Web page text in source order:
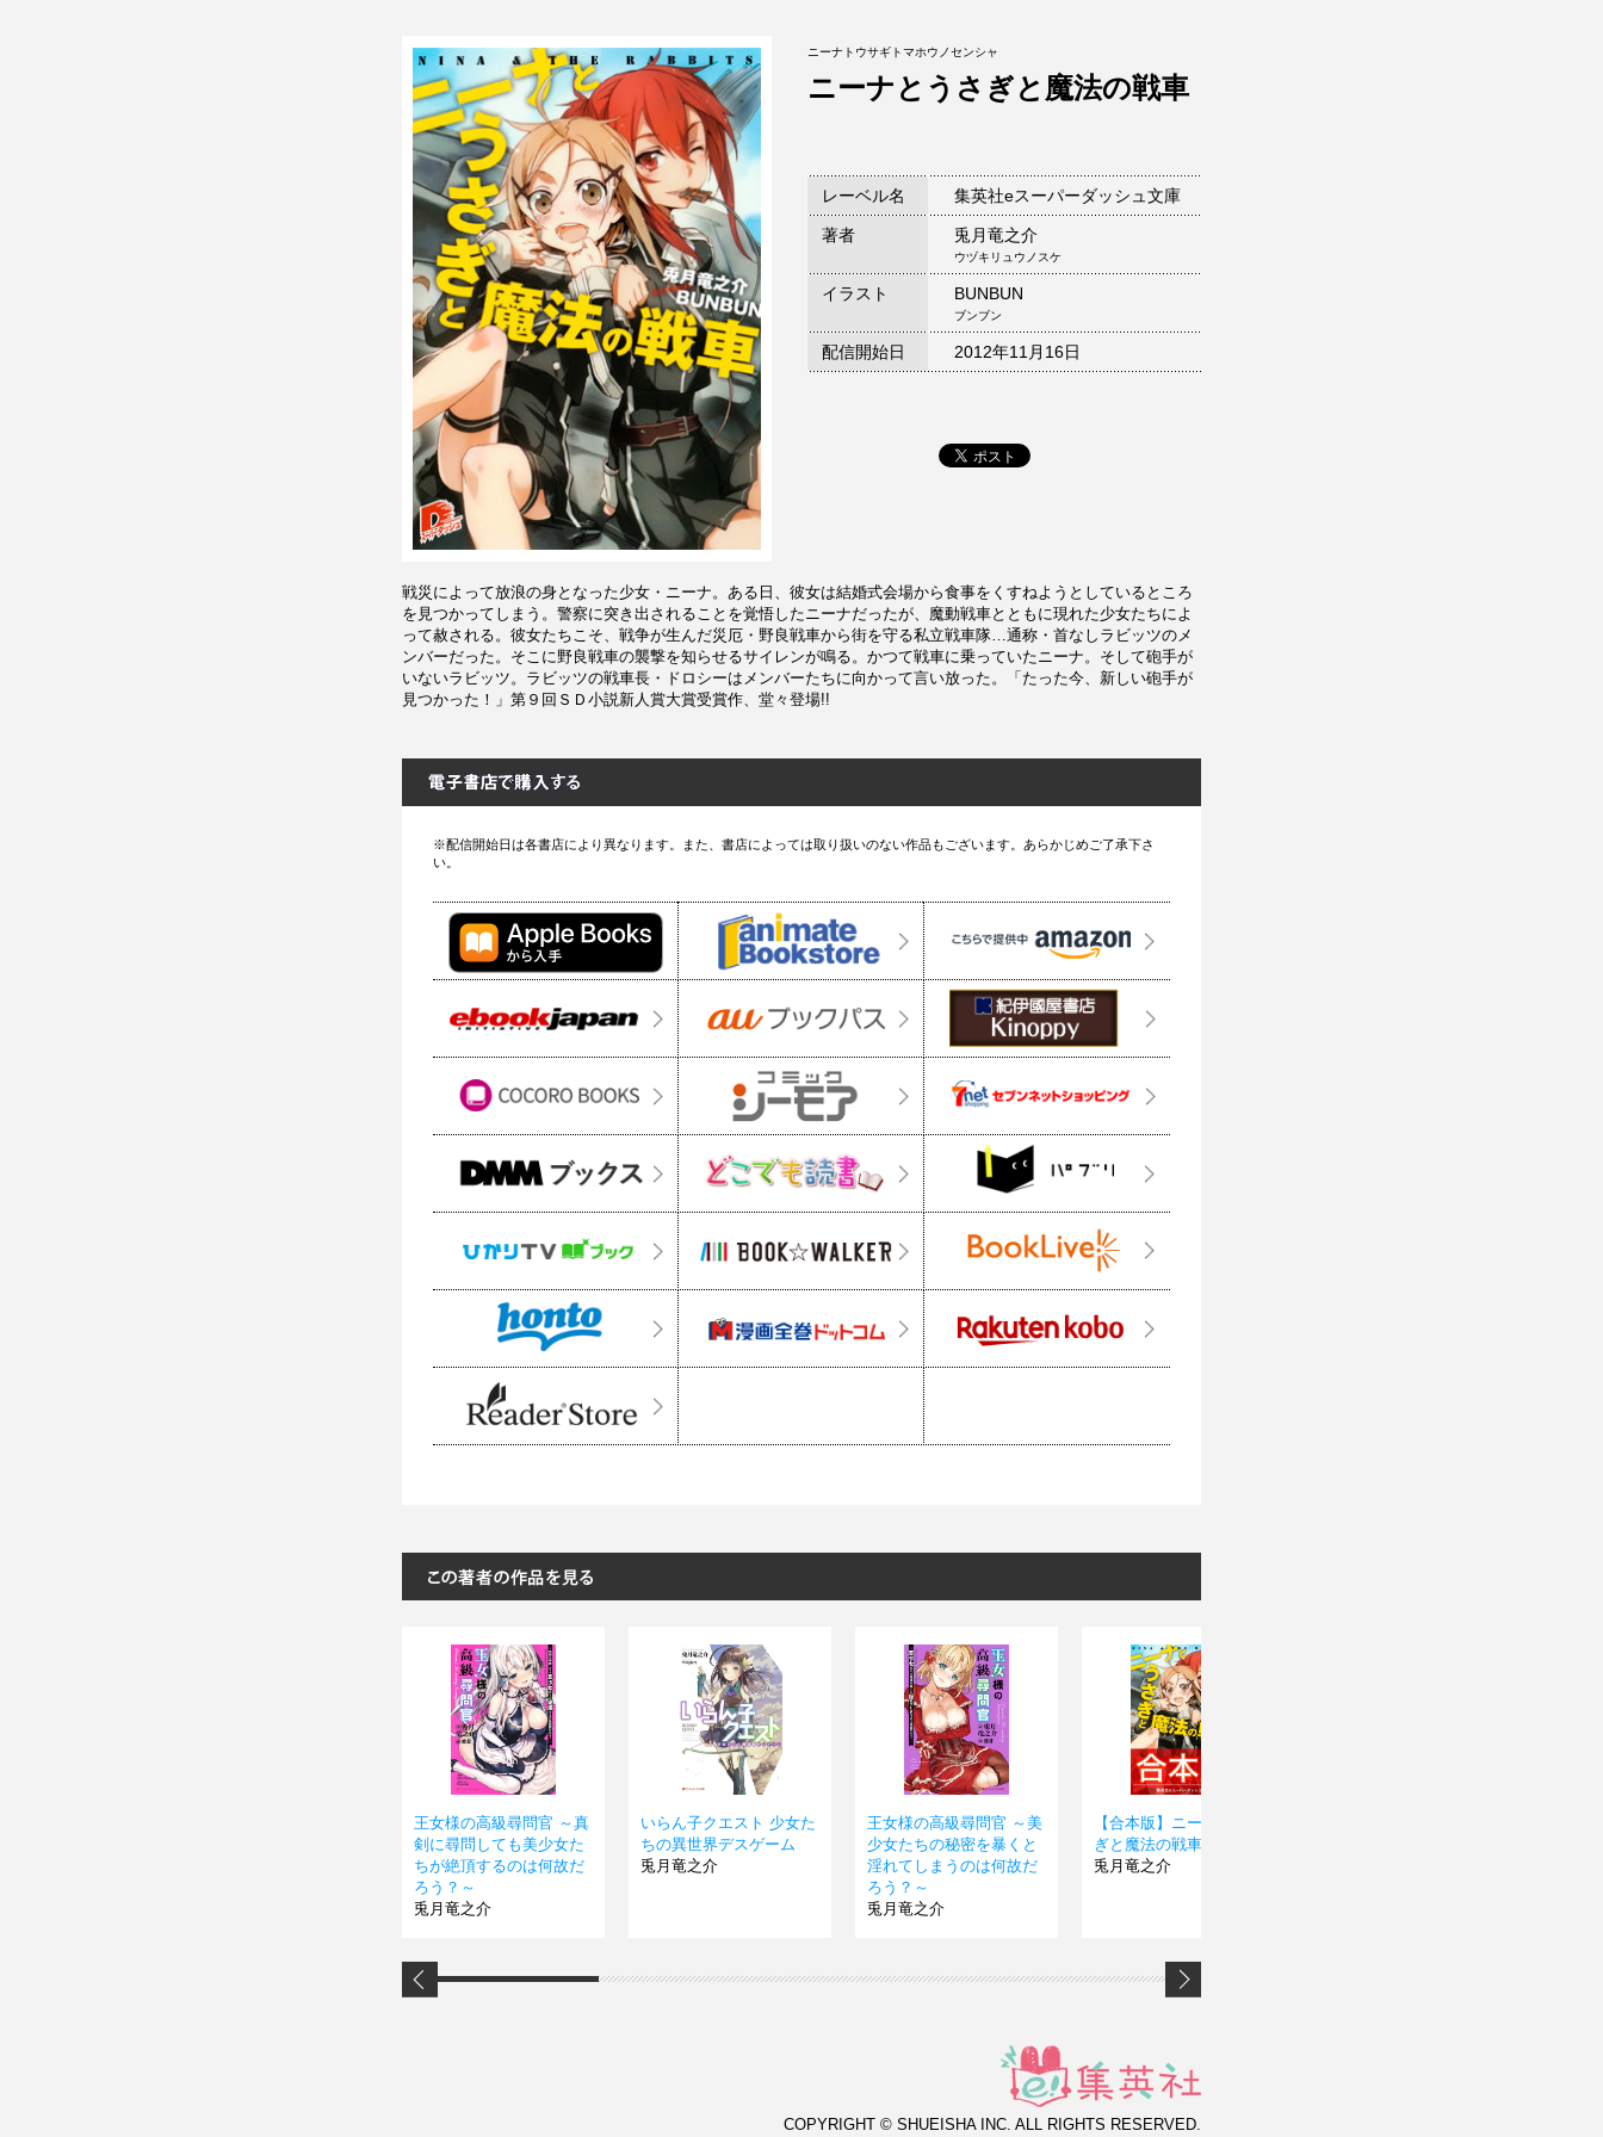
ニーナトウサギトマホウノセンシャ
ニーナとうさぎと魔法の戦車
レーベル名 集英社eスーパーダッシュ文庫
著者 兎月竜之介
ウヅキリュウノスケ
イラスト BUNBUN
ブンブン
配信開始日 2012年11月16日
戦災によって放浪の身となった少女・ニーナ。ある日、彼女は結婚式会場から食事をくすねようとしているところ
を見つかってしまう。警察に突き出されることを覚悟したニーナだったが、魔動戦車とともに現れた少女たちによ
って赦される。彼女たちこそ、戦争が生んだ災厄・野良戦車から街を守る私立戦車隊…通称・首なしラビッツのメ
ンバーだった。そこに野良戦車の襲撃を知らせるサイレンが鳴る。かつて戦車に乗っていたニーナ。そして砲手が
いないラビッツ。ラビッツの戦車長・ドロシーはメンバーたちに向かって言い放った。「たった今、新しい砲手が
見つかった！」第９回ＳＤ小説新人賞大賞受賞作、堂々登場!!
※配信開始日は各書店により異なります。また、書店によっては取り扱いのない作品もございます。あらかじめご了承下さ
い。
王女様の高級尋問官 ～真
剣に尋問しても美少女た
ちが絶頂するのは何故だ
ろう？～
兎月竜之介
いらん子クエスト 少女た
ちの異世界デスゲーム
兎月竜之介
王女様の高級尋問官 ～美
少女たちの秘密を暴くと
淫れてしまうのは何故だ
ろう？～
兎月竜之介
【合本版】ニーナとうさ
ぎと魔法の戦車 全８巻
兎月竜之介
COPYRIGHT © SHUEISHA INC. ALL RIGHTS RESERVED.